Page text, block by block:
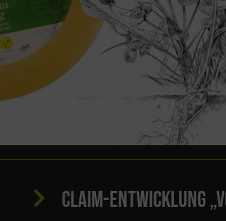
CLAIM-ENTWICKLUNG